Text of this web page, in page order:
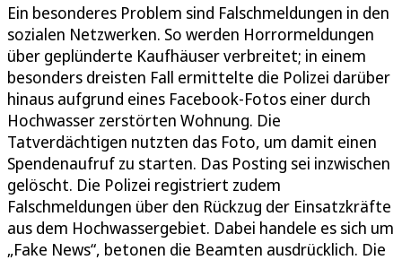
Ein besonderes Problem sind Falschmeldungen in den
sozialen Netzwerken. So werden Horrormeldungen
über geplünderte Kaufhäuser verbreitet; in einem
besonders dreisten Fall ermittelte die Polizei darüber
hinaus aufgrund eines Facebook-Fotos einer durch
Hochwasser zerstörten Wohnung. Die
Tatverdächtigen nutzten das Foto, um damit einen
Spendenaufruf zu starten. Das Posting sei inzwischen
gelöscht. Die Polizei registriert zudem
Falschmeldungen über den Rückzug der Einsatzkräfte
aus dem Hochwassergebiet. Dabei handele es sich um
„Fake News“, betonen die Beamten ausdrücklich. Die